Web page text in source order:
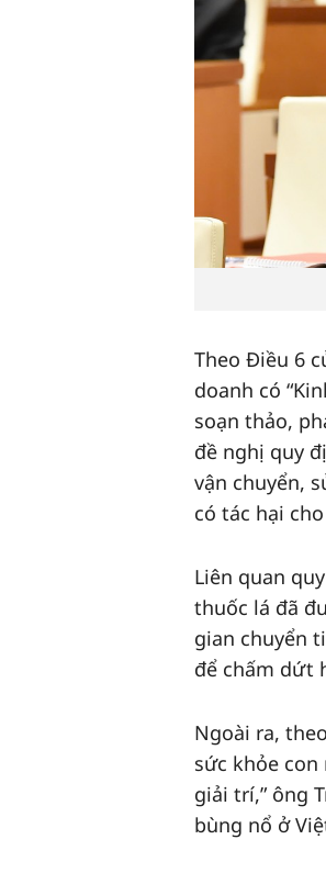
Theo Điều 6
doanh có
soạn thảo,
đề nghị quy
vận chuyển,
có tác hại
Liên quan
thuốc lá đã
gian chuyển
để chấm dứt
Ngoài ra,
sức khỏe con
giải trí,” ông
bùng nổ ở